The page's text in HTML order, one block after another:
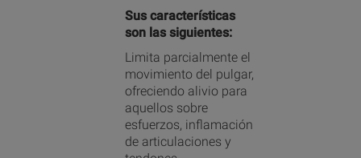
Sus características
son las siguientes:
Limita parcialmente el
movimiento del pulgar,
ofreciendo alivio para
aquellos sobre
esfuerzos, inflamación
de articulaciones y